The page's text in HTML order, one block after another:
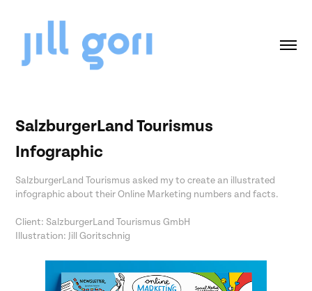
SalzburgerLand Tourismus
Infographic
SalzburgerLand Tourismus asked my to create an illustrated
infographic about their Online Marketing numbers and facts.
Client: SalzburgerLand Tourismus GmbH
Illustration: Jill Goritschnig